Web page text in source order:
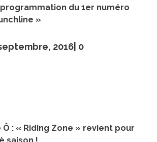
du 1er numéro
»
2016| 0
Ô : « Riding Zone » revient pour